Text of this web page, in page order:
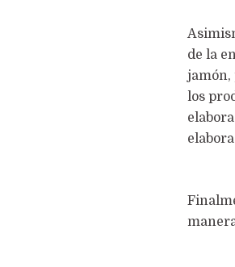
de la
jamón,
los